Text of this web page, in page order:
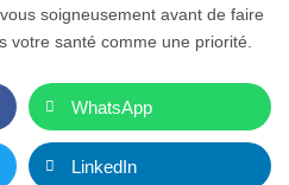
soigneusement avant de faire
votre santé comme une priorité.
WhatsApp
LinkedIn